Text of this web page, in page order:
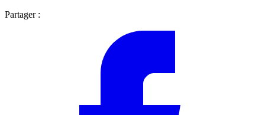
Partager :